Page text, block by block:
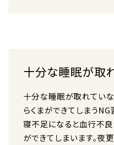
十分な睡眠が取
十分な睡眠が取れてい
らくまができてしまうNG
寝不足になると血行不良
ができてしまいます。夜